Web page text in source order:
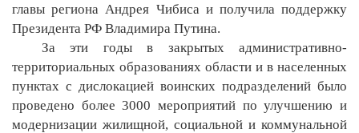
главы региона Андрея Чибиса и получила поддержку
Президента РФ Владимира Путина.
За эти годы в закрытых административно-
территориальных образованиях области и в населенных
пунктах с дислокацией воинских подразделений было
проведено более 3000 мероприятий по улучшению и
модернизации жилищной, социальной и коммунальной